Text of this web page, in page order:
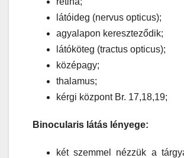
látóideg (nervus opticus);
agyalapon kereszteződik;
látóköteg (tractus opticus);
középagy;
thalamus;
kérgi központ Br. 17,18,19;
Binocularis látás lényege:
két szemmel nézzük a